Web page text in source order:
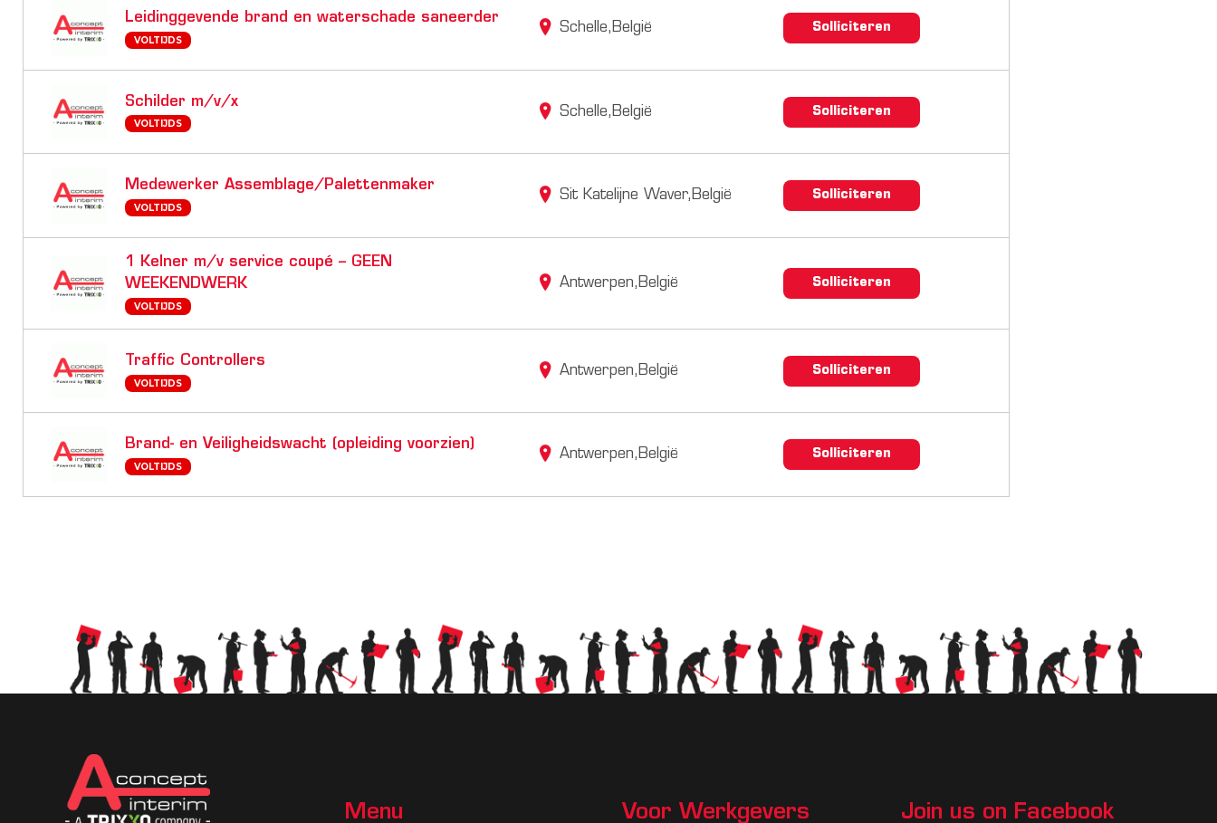
Leidinggevende brand en waterschade saneerder
VOLTIJDS
Schelle,België Solliciteren
Schilder m/v/x
VOLTIJDS
Schelle,België Solliciteren
Medewerker Assemblage/Palettenmaker
VOLTIJDS
Sit Katelijne Waver,België Solliciteren
1 Kelner m/v service coupé – GEEN
WEEKENDWERK
VOLTIJDS
Antwerpen,België Solliciteren
Traffic Controllers
VOLTIJDS
Antwerpen,België Solliciteren
Brand- en Veiligheidswacht (opleiding voorzien)
VOLTIJDS
Antwerpen,België Solliciteren
Menu Voor Werkgevers Join us on Facebook